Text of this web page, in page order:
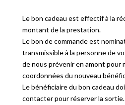
Le bon cadeau est effectif à la
montant de la prestation.
Le bon de commande est
transmissible à la personne de
de nous prévenir en amont pour
coordonnées du nouveau
Le bénéficiaire du bon cadeau
contacter pour réserver la sortie.